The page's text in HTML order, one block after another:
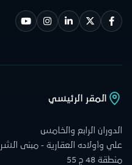
المقر الرئيسي
الدوران الرابع والخامس
علي وأولاده العقارية - مبنى
منطقة 48 ج 55